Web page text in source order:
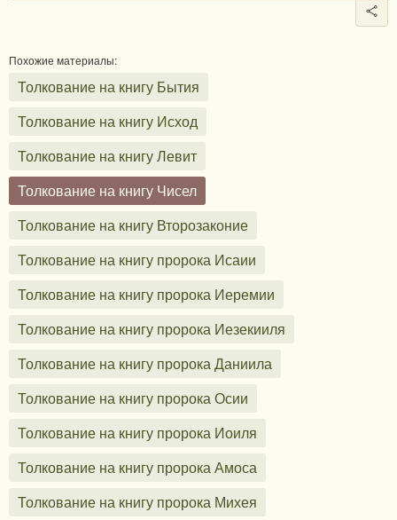
Похожие материалы:
Толкование на книгу Бытия
Толкование на книгу Исход
Толкование на книгу Левит
Толкование на книгу Чисел
Толкование на книгу Второзаконие
Толкование на книгу пророка Исаии
Толкование на книгу пророка Иеремии
Толкование на книгу пророка Иезекииля
Толкование на книгу пророка Даниила
Толкование на книгу пророка Осии
Толкование на книгу пророка Иоиля
Толкование на книгу пророка Амоса
Толкование на книгу пророка Михея